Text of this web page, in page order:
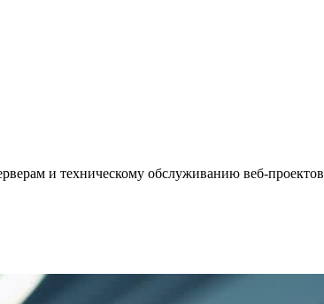
и техническому обслуживанию веб-проектов